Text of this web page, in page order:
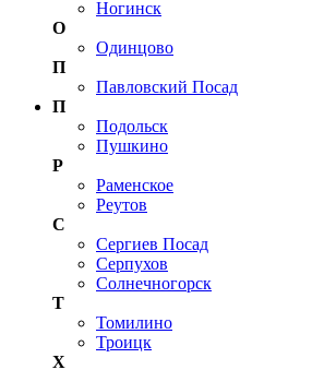
Ногинск
О
Одинцово
П
Павловский Посад
П
Подольск
Пушкино
Р
Раменское
Реутов
С
Сергиев Посад
Серпухов
Солнечногорск
Т
Томилино
Троицк
Х